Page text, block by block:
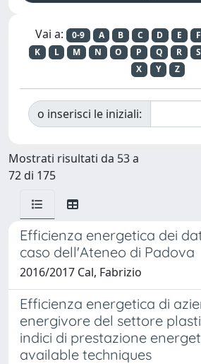
Vai a: 0-9 A B C D E F
K
L M N O P Q R S
X
Y Z
o inserisci le iniziali:
Mostrati risultati da 53 a
72 di 175
Efficienza energetica dei
caso dell'Ateneo di Padova
2016/2017 Cal, Fabrizio
Efficienza energetica di
energivore del settore
indici di prestazione
available techniques